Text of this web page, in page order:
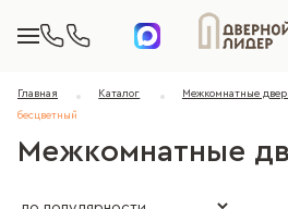
Главная Каталог Межкомнатные
бесцветный
Межкомнатные